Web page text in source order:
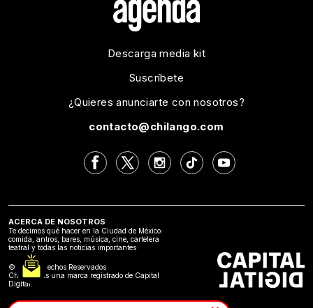
Descarga media kit
Suscríbete
¿Quieres anunciarte con nosotros?
contacto@chilango.com
ACERCA DE NOSOTROS
Te decimos qué hacer en la Ciudad de México:
comida, antros, bares, música, cine, cartelera
teatral y todas las noticias importantes
©2024 Derechos Reservados
Chilango es una marca registrado de Capital
Digital.